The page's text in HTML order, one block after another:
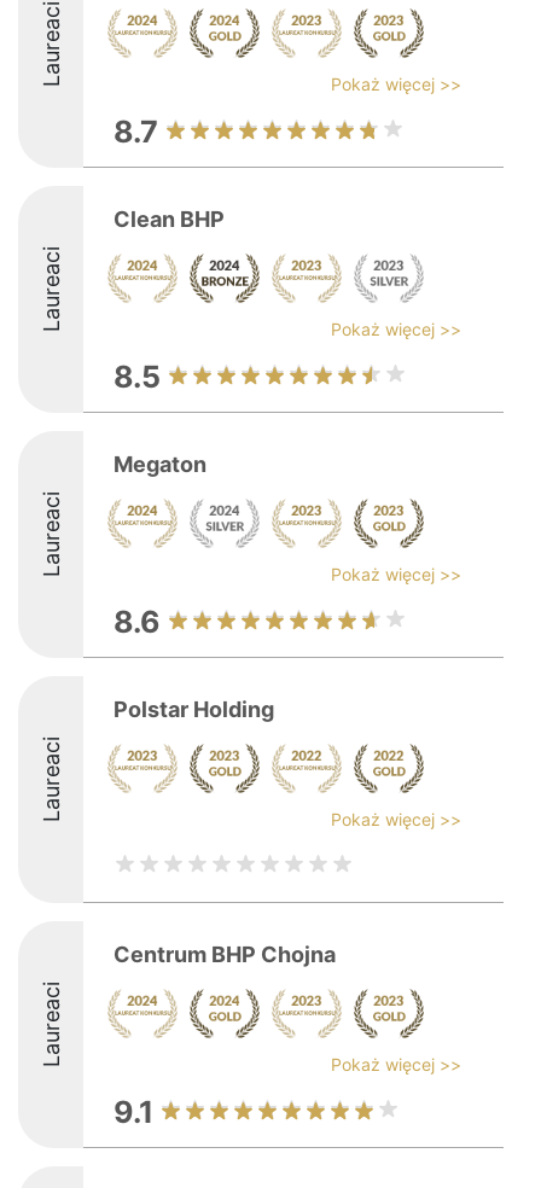
Laureaci Pokaż więcej >>
8.7
Laureaci
Clean BHP
Pokaż więcej >>
8.5
Laureaci
Megaton
Pokaż więcej >>
8.6
Laureaci
Polstar Holding
Pokaż więcej >>
Laureaci
Centrum BHP Chojna
Pokaż więcej >>
9.1